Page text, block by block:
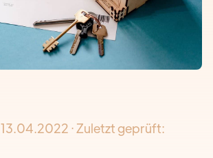
13.04.2022 · Zuletzt geprüft: